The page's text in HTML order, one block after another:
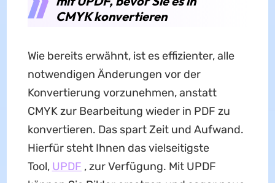
CMYK konvertieren
Wie bereits erwähnt, ist es effizienter, alle
notwendigen Änderungen vor der
Konvertierung vorzunehmen, anstatt
CMYK zur Bearbeitung wieder in PDF zu
konvertieren. Das spart Zeit und Aufwand.
Hierfür steht Ihnen das vielseitigste
Tool, UPDF , zur Verfügung. Mit UPDF